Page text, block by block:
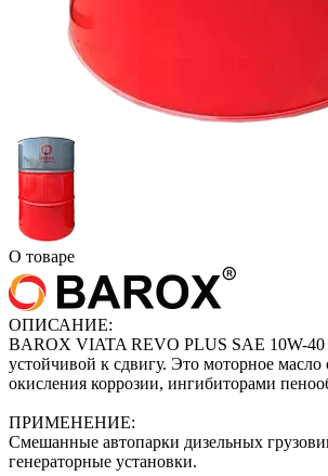
О товаре
ОПИСАНИЕ:
BAROX VIATA REVO PLUS SAE 10W-40
устойчивой к сдвигу. Это моторное
окисления коррозии, ингибиторами
ПРИМЕНЕНИЕ:
Смешанные автопарки дизельных
генераторные установки.